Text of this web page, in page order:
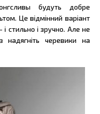
будуть добре
Це відмінний варіант
стильно і зручно. Але не
надягніть черевики на